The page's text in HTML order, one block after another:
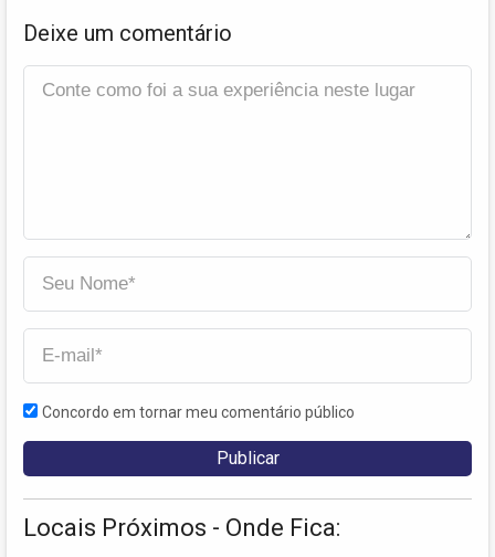
Deixe um comentário
Concordo em tornar meu comentário público
Locais Próximos - Onde Fica: